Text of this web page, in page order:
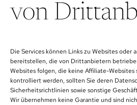
von
Die Services können Links zu Websites
bereitstellen, die von Drittanbietern
Websites folgen, die keine Affiliate-Websites
kontrolliert werden, sollten Sie deren
Sicherheitsrichtlinien sowie sonstige
Wir übernehmen keine Garantie und sind